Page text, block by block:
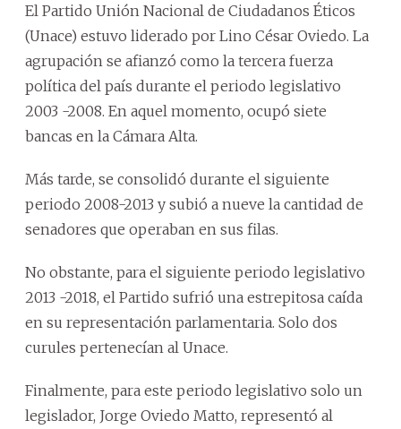
El Partido Unión Nacional de Ciudadanos Éticos
(Unace) estuvo liderado por Lino César Oviedo. La
agrupación se afianzó como la tercera fuerza
política del país durante el periodo legislativo
2003 -2008. En aquel momento, ocupó siete
bancas en la Cámara Alta.
Más tarde, se consolidó durante el siguiente
periodo 2008-2013 y subió a nueve la cantidad de
senadores que operaban en sus filas.
No obstante, para el siguiente periodo legislativo
2013 -2018, el Partido sufrió una estrepitosa caída
en su representación parlamentaria. Solo dos
curules pertenecían al Unace.
Finalmente, para este periodo legislativo solo un
legislador, Jorge Oviedo Matto, representó al